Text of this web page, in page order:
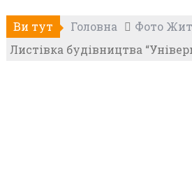
Ви тут Головна
Фото
Листівка будівництва